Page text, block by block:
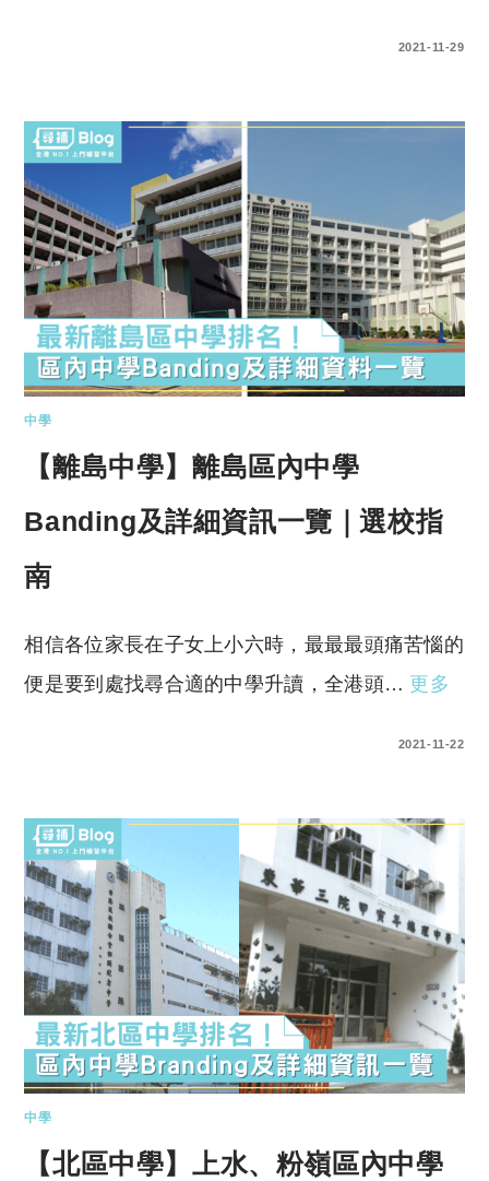
2021-11-29
中學
【離島中學】離島區內中學
Banding及詳細資訊一覽｜選校指
南
相信各位家長在子女上小六時，最最最頭痛苦惱的
便是要到處找尋合適的中學升讀，全港頭… 更多
2021-11-22
中學
【北區中學】上水、粉嶺區內中學